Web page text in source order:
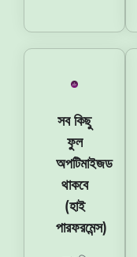
সব কিছু
ফুল
অপটিমাইজড
থাকবে
(হাই
পারফরমেন্স)